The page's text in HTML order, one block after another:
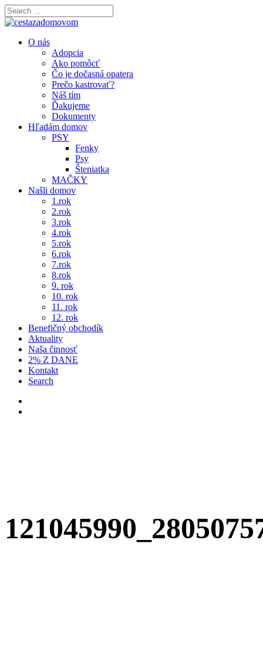
O nás
Adopcia
Ako pomôcť
Čo je dočasná opatera
Prečo kastrovať?
Náš tím
Ďakujeme
Dokumenty
Hľadám domov
PSY
Fenky
Psy
Šteniatka
MAČKY
Našli domov
1.rok
2.rok
3.rok
4.rok
5.rok
6.rok
7.rok
8.rok
9. rok
10. rok
11. rok
12. rok
Benefičný obchodík
Aktuality
Naša činnosť
2% Z DANE
Kontakt
Search